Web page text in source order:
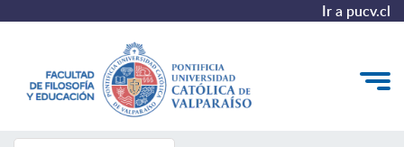
Ir a pucv.cl